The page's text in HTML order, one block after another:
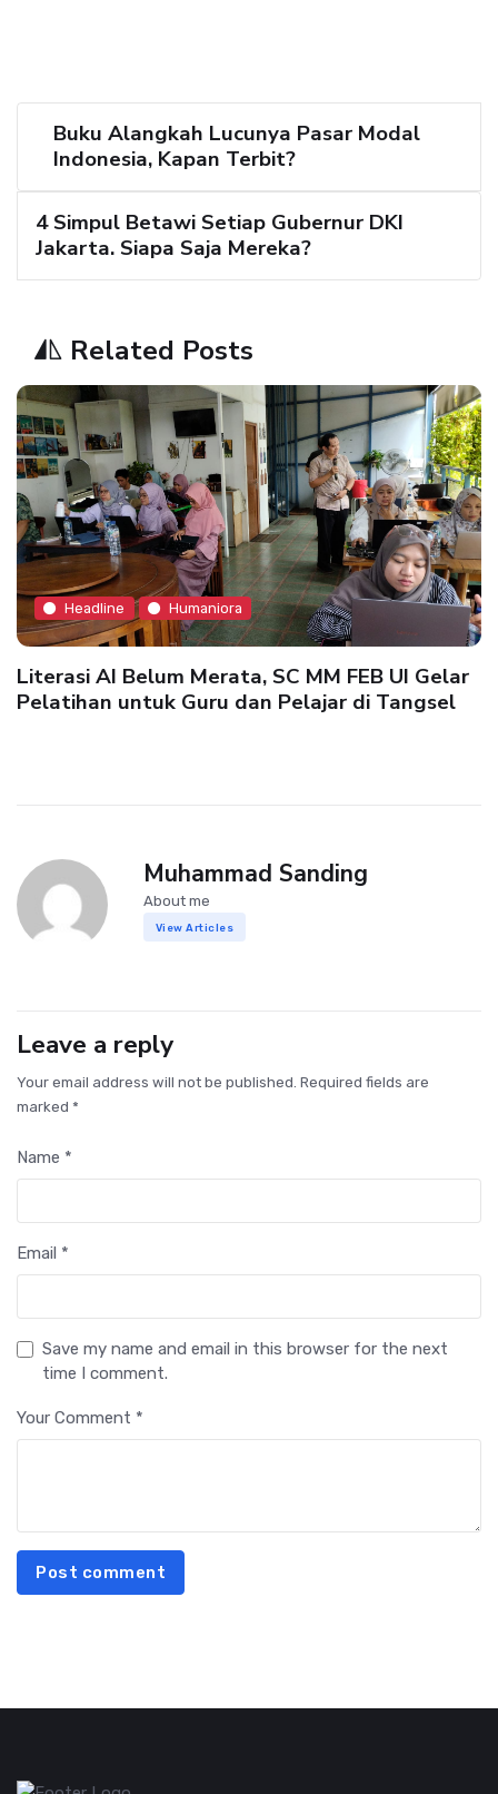
Buku Alangkah Lucunya Pasar Modal
Indonesia, Kapan Terbit?
4 Simpul Betawi Setiap Gubernur DKI
Jakarta. Siapa Saja Mereka?
Related Posts
Headline Humaniora
Literasi AI Belum Merata, SC MM FEB UI Gelar
Pelatihan untuk Guru dan Pelajar di Tangsel
Muhammad Sanding
About me
View Articles
Leave a reply
Your email address will not be published. Required fields are
marked *
Name *
Email *
Save my name and email in this browser for the next
time I comment.
Your Comment *
Post comment